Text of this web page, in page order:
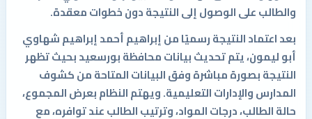
والطالب على الوصول إلى النتيجة دون خطوات معقدة.
بعد اعتماد النتيجة رسميًا من إبراهيم أحمد إبراهيم شهاوي
أبو ليمون، يتم تحديث بيانات محافظة بورسعيد بحيث تظهر
النتيجة بصورة مباشرة وفق البيانات المتاحة من كشوف
المدارس والإدارات التعليمية. ويهتم النظام بعرض المجموع،
حالة الطالب، درجات المواد، وترتيب الطالب عند توافره، مع